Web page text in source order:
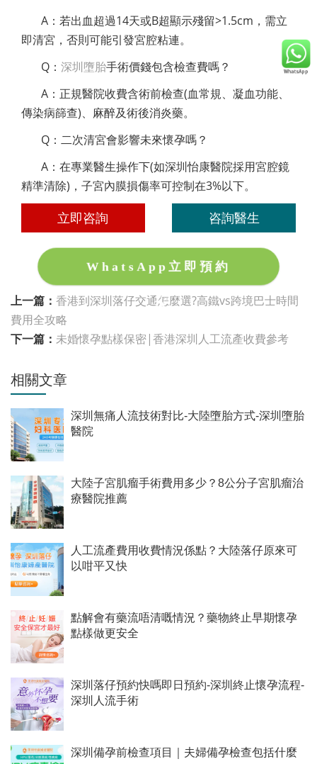
A：若出血超過14天或B超顯示殘留>1.5cm，需立
即清宮，否則可能引發宮腔粘連。
Q： 深圳墮胎手術價錢包含檢查費嗎？
A：正規醫院收費含術前檢查(血常規、凝血功能、
傳染病篩查)、麻醉及術後消炎藥。
Q：二次清宮會影響未來懷孕嗎？
A：在專業醫生操作下(如深圳怡康醫院採用宮腔鏡
精準清除)，子宮內膜損傷率可控制在3%以下。
立即咨詢 咨詢醫生
WhatsApp立即預約
上一篇： 香港到深圳落仔交通怎麼選?高鐵vs跨境巴士時間
費用全攻略
下一篇： 未婚懷孕點樣保密|香港深圳人工流產收費參考
相關文章
深圳無痛人流技術對比-大陸墮胎方式-深圳墮胎
醫院
大陸子宮肌瘤手術費用多少？8公分子宮肌瘤治
療醫院推薦
人工流產費用收費情況係點？大陸落仔原來可
以咁平又快
點解會有藥流唔清嘅情況？藥物終止早期懷孕
點樣做更安全
深圳落仔預約快嗎即日預約-深圳終止懷孕流程-
深圳人流手術
深圳備孕前檢查項目｜夫婦備孕檢查包括什麼